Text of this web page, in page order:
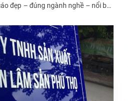
đẹp – đúng ngành nghề – nổi bật